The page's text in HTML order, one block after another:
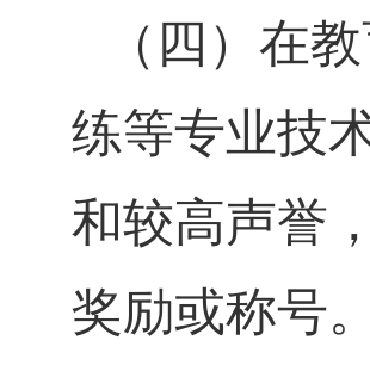
（四）在
练等专业技
和较高声誉
奖励或称号。